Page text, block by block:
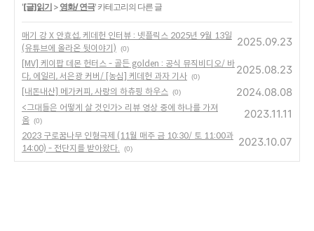
'[글]읽기 > 영화/ 연극' 카테고리의 다른 글
매기 강 X 안효섭, 케데헌 인터뷰 : 넷플릭스 2025년 9월 13일
(유튜브에 올라온 뒷이야기)
(0)
2025.09.23
[MV] 케이팝 데몬 헌터스 - 골든 golden : 공식 뮤직비디오/ 바
다, 에일리, 서은광 커버/ [농심] 케데헌 과자 기사 (0)
2025.08.23
[내돈내산] 메가커피, 사랑의 하츄핑 하우스 (0) 2024.08.08
<그대들은 어떻게 살 것인가> 리뷰 영상 중에 하나를 가져
옴 (0)
2023.11.11
2023 구로꿈나무 인형극제 (11월 매주 금 10:30/ 토 11:00과
14:00) - 전단지를 받아왔다.
(0)
2023.10.07